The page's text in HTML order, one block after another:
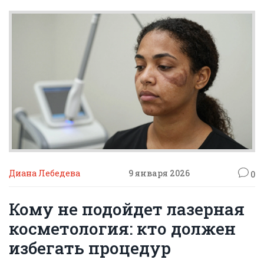
Диана Лебедева 9 января 2026 0
Кому не подойдет лазерная
косметология: кто должен
избегать процедур